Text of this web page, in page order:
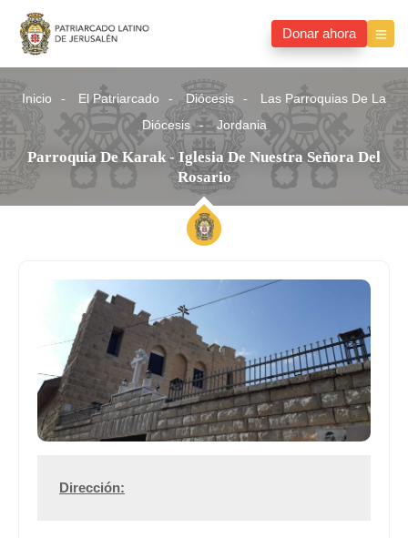
Donar ahora
Inicio El Patriarcado Diócesis
Las Parroquias De La
Diócesis
Jordania
Parroquia De Karak - Iglesia De Nuestra Señora Del
Rosario
Dirección: